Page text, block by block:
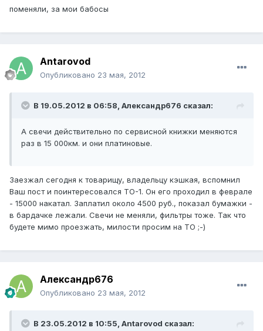
поменяли, за мои бабосы
Antarovod
Опубликовано 23 мая, 2012
В 19.05.2012 в 06:58, Александр676 сказал:
А свечи действительно по сервисной книжки меняются
раз в 15 000км. и они платиновые.
Заезжал сегодня к товарищу, владельцу кэшкая, вспомнил
Ваш пост и поинтересовался ТО-1. Он его проходил в феврале
- 15000 накатал. Заплатил около 4500 руб., показал бумажки -
в бардачке лежали. Свечи не меняли, фильтры тоже. Так что
будете мимо проезжать, милости просим на ТО ;-)
Александр676
Опубликовано 23 мая, 2012
В 23.05.2012 в 10:55, Antarovod сказал: